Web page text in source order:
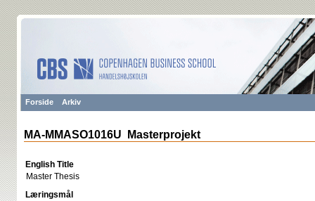
Forside Arkiv
MA-MMASO1016U Masterprojekt
English Title
Master Thesis
Læringsmål